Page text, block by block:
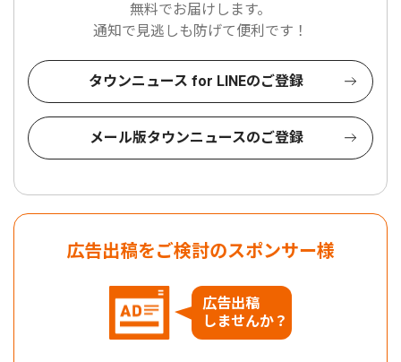
無料でお届けします。
通知で見逃しも防げて便利です！
タウンニュース for LINEのご登録
メール版タウンニュースのご登録
広告出稿をご検討のスポンサー様
広告出稿
しませんか？